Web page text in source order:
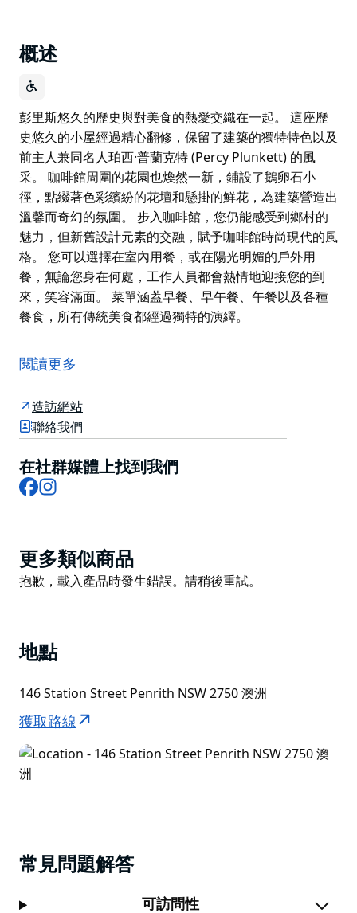
概述
彭里斯悠久的歷史與對美食的熱愛交織在一起。 這座歷
史悠久的小屋經過精心翻修，保留了建築的獨特特色以及
前主人兼同名人珀西·普蘭克特 (Percy Plunkett) 的風
采。 咖啡館周圍的花園也煥然一新，鋪設了鵝卵石小
徑，點綴著色彩繽紛的花壇和懸掛的鮮花，為建築營造出
溫馨而奇幻的氛圍。 步入咖啡館，您仍能感受到鄉村的
魅力，但新舊設計元素的交融，賦予咖啡館時尚現代的風
格。 您可以選擇在室內用餐，或在陽光明媚的戶外用
餐，無論您身在何處，工作人員都會熱情地迎接您的到
來，笑容滿面。 菜單涵蓋早餐、早午餐、午餐以及各種
餐食，所有傳統美食都經過獨特的演繹。
這座歷史悠久的小屋經過精心翻修，保留了建築的獨特特
的風采。
咖啡館周圍的花園也煥然一新，鋪設了鵝卵石小徑，點綴
幻的氛圍。
步入咖啡館，您仍能感受到鄉村的魅力，但新舊設計元素
您可以選擇在室內用餐，或在陽光明媚的戶外用餐，無論
您身在何處，工作人員都會熱情地迎接您的到來，笑容滿
面。
閱讀更多
造訪網站
聯絡我們
在社群媒體上找到我們
Facebook
Product
List
更多類似商品
Product
抱歉，載入產品時發生錯誤。請稍後重試。
地點
146 Station Street Penrith NSW 2750 澳洲
獲取路線
常見問題解答
可訪問性